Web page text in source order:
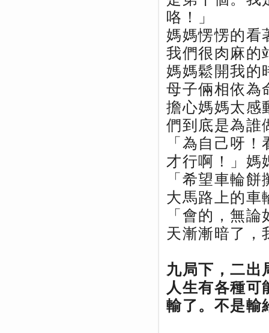
咯！」
媽媽愣愣的看
我們很肉麻的
媽媽鬆開我的
母子倆相依為
擔心媽媽太感
們到底是為誰
「為自己呀
才行啊！」媽
「希望車輪
大馬路上的車
「會的，無
天漸漸暗了，
九局下，二出
人生有各種
輸了。不是輸